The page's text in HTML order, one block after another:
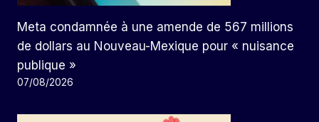
Meta condamnée à une amende de 567 millions
de dollars au Nouveau-Mexique pour « nuisance
publique »
07/08/2026